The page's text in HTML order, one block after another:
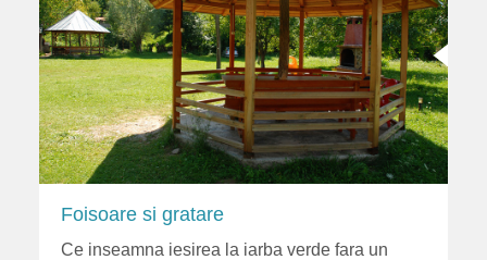
Foisoare si gratare
Ce inseamna iesirea la iarba verde fara un